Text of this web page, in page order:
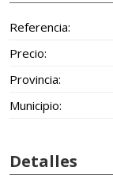
Referencia:
Precio:
Provincia:
Municipio:
Detalles